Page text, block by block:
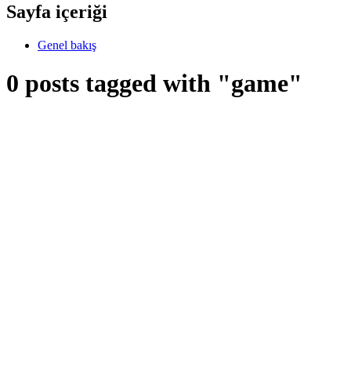
Sayfa içeriği
Genel bakış
0 posts tagged with "game"